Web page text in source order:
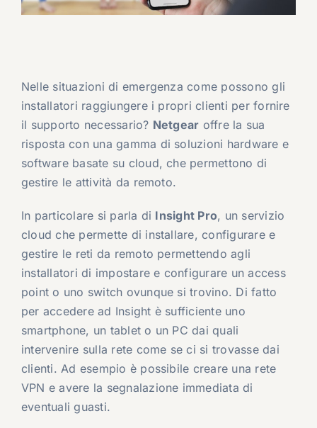
Nelle situazioni di emergenza come possono gli
installatori raggiungere i propri clienti per fornire
il supporto necessario? Netgear offre la sua
risposta con una gamma di soluzioni hardware e
software basate su cloud, che permettono di
gestire le attività da remoto.
In particolare si parla di Insight Pro, un servizio
cloud che permette di installare, configurare e
gestire le reti da remoto permettendo agli
installatori di impostare e configurare un access
point o uno switch ovunque si trovino. Di fatto
per accedere ad Insight è sufficiente uno
smartphone, un tablet o un PC dai quali
intervenire sulla rete come se ci si trovasse dai
clienti. Ad esempio è possibile creare una rete
VPN e avere la segnalazione immediata di
eventuali guasti.